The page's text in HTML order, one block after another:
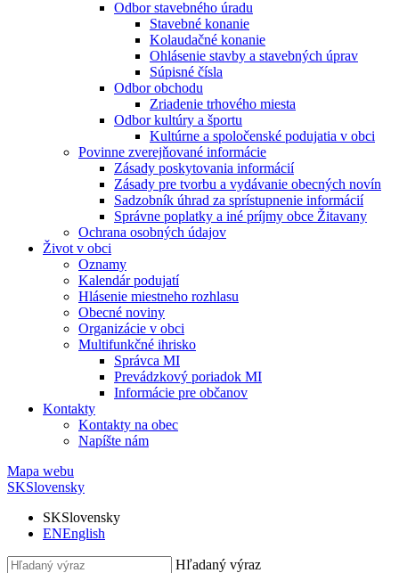
Odbor stavebného úradu
Stavebné konanie
Kolaudačné konanie
Ohlásenie stavby a stavebných úprav
Súpisné čísla
Odbor obchodu
Zriadenie trhového miesta
Odbor kultúry a športu
Kultúrne a spoločenské podujatia v obci
Povinne zverejňované informácie
Zásady poskytovania informácií
Zásady pre tvorbu a vydávanie obecných novín
Sadzobník úhrad za sprístupnenie informácií
Správne poplatky a iné príjmy obce Žitavany
Ochrana osobných údajov
Život v obci
Oznamy
Kalendár podujatí
Hlásenie miestneho rozhlasu
Obecné noviny
Organizácie v obci
Multifunkčné ihrisko
Správca MI
Prevádzkový poriadok MI
Informácie pre občanov
Kontakty
Kontakty na obec
Napíšte nám
Mapa webu
SKSlovensky
SKSlovensky
ENEnglish
Hľadaný výraz